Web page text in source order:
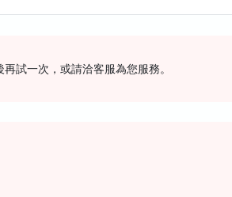
試一次，或請洽客服為您服務。